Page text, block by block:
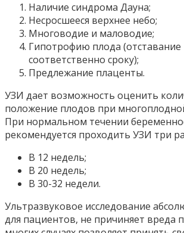
Наличие синдрома Дауна;
Несросшееся верхнее небо;
Многоводие и маловодие;
Гипотрофию плода (отставание
соответственно сроку);
Предлежание плаценты.
УЗИ дает возможность оценить
положение плодов при
При нормальном течении
рекомендуется проходить УЗИ три
В 12 недель;
В 20 недель;
В 30-32 недели.
Ультразвуковое исследование
для пациентов, не причиняет вреда